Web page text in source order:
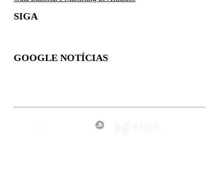
SIGA
GOOGLE NOTÍCIAS